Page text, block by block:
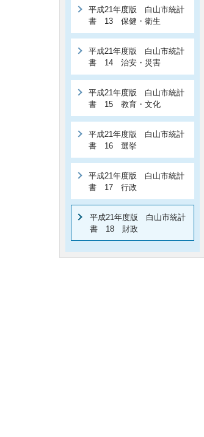
平成21年度版 白山市統計
書 13 保健・衛生
平成21年度版 白山市統計
書 14 治安・災害
平成21年度版 白山市統計
書 15 教育・文化
平成21年度版 白山市統計
書 16 選挙
平成21年度版 白山市統計
書 17 行政
平成21年度版 白山市統計
書 18 財政